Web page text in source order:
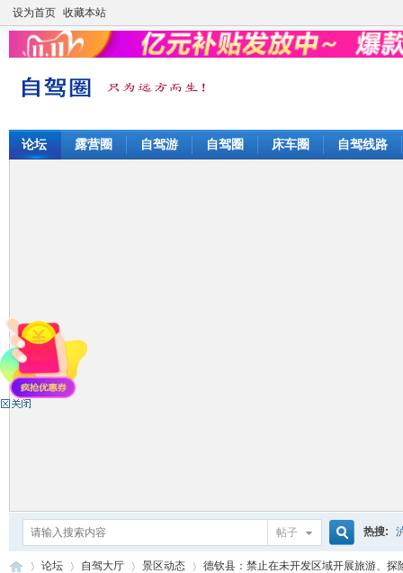
设为首页 收藏本站
论坛 露营圈 自驾游 自驾圈 床车圈 自驾线路
帖子
搜
热搜:
论坛 自驾大厅 景区动态 德钦县：禁止在未开发区域开展旅游、探